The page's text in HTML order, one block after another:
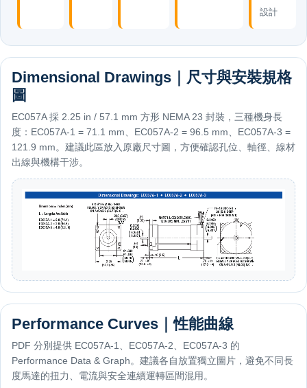
設計
Dimensional Drawings｜尺寸與安裝規格
圖
EC057A 採 2.25 in / 57.1 mm 方形 NEMA 23 封裝，三種機身長
度：EC057A-1 = 71.1 mm、EC057A-2 = 96.5 mm、EC057A-3 =
121.9 mm。建議此區放入原廠尺寸圖，方便確認孔位、軸徑、線材
出線與機構干涉。
Performance Curves｜性能曲線
PDF 分別提供 EC057A-1、EC057A-2、EC057A-3 的
Performance Data & Graph。建議各自放置獨立圖片，避免不同長
度馬達的扭力、電流與安全連續運轉區間混用。